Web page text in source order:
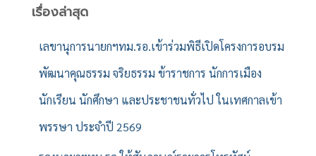
สำ
เรื่องล่าสุด
เลขานุการนายกฯทม.รอ.เข้าร่วมพิธีเปิดโครงการอบรม
พัฒนาคุณธรรม จริยธรรม ข้าราชการ นักการเมือง
นักเรียน นักศึกษา และประชาชนทั่วไป ในเทศกาลเข้า
พรรษา ประจำปี 2569